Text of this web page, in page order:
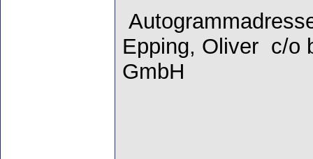
Epping, Oliver c/o
GmbH